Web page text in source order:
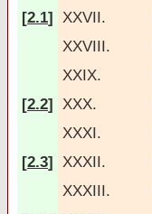
[2.1] XXVII.
XXVIII.
XXIX.
[2.2] XXX.
XXXI.
[2.3] XXXII.
XXXIII.